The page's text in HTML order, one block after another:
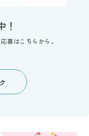
！
募はこちらから。